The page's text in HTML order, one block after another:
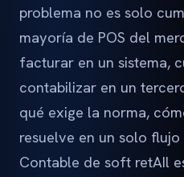
problema no es solo
mayoría de POS del
facturar en un sistema,
contabilizar en un
qué exige la norma,
resuelve en un solo
Contable de soft retAIl